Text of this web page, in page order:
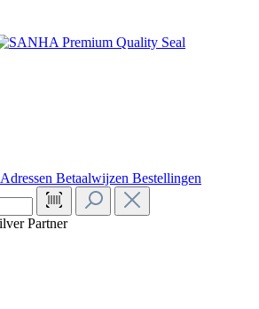
Adressen Betaalwijzen Bestellingen